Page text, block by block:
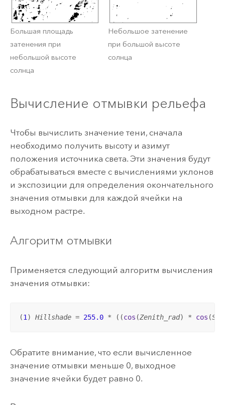
Большая площадь
затенения при
небольшой высоте
солнца
Небольшое затенение
при большой высоте
солнца
Вычисление отмывки рельефа
Чтобы вычислить значение тени, сначала
необходимо получить высоту и азимут
положения источника света. Эти значения будут
обрабатываться вместе с вычислениями уклонов
и экспозиции для определения окончательного
значения отмывки для каждой ячейки на
выходном растре.
Алгоритм отмывки
Применяется следующий алгоритм вычисления
значения отмывки:
(1) Hillshade = 255.0 * ((cos (Zenith_rad) * cos (
Обратите внимание, что если вычисленное
значение отмывки меньше 0, выходное
значение ячейки будет равно 0.